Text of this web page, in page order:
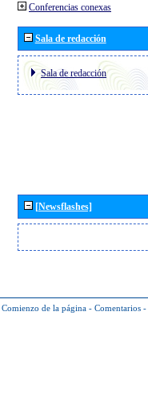
Conferencias conexas
Sala de redacción
Sala de redacción
[Newsflashes]
Comienzo de la página - Comentarios -